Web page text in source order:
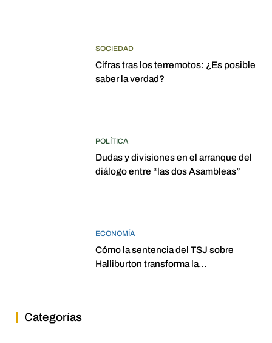
SOCIEDAD
Cifras tras los terremotos: ¿Es posible
saber la verdad?
POLÍTICA
Dudas y divisiones en el arranque del
diálogo entre “las dos Asambleas”
ECONOMÍA
Cómo la sentencia del TSJ sobre
Halliburton transforma la
Categorías